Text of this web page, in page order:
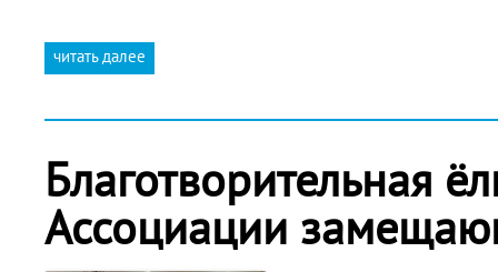
читать далее
Благотворительная
Ассоциации